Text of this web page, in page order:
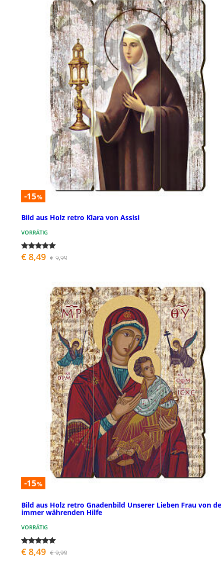
-15%
Bild aus Holz retro Klara von Assisi
VORRÄTIG
€ 8,49 € 9,99
-15%
Bild aus Holz retro Gnadenbild Unserer Lieben Frau von
immer währenden Hilfe
VORRÄTIG
€ 8,49 € 9,99